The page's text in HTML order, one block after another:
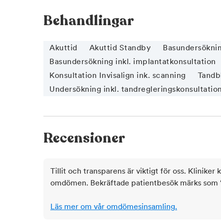
upptäckas och åtgärdas i tid.
Om du uteblir eller inte informerar oss om
utsträckning som möjligt ska hinna erbjuda tiden
behov av hjälp.
Varmt välkommen till Aqua Dental, tandläkare i
Behandlingar
Akuttid Akuttid Standby
Basundersökning inkl. implantatkonsultation
Konsultation Invisalign ink. scanning
Undersökning inkl.
Recensioner
Tillit och transparens är viktigt för oss. Kliniker
omdömen. Bekräftade patientbesök märks som
Läs mer om vår omdömesinsamling.